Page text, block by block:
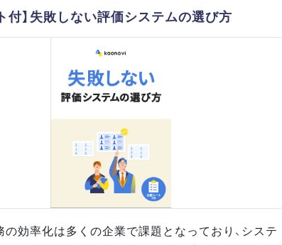
付】失敗しない評価システムの選び方
の効率化は多くの企業で課題となっており、システ